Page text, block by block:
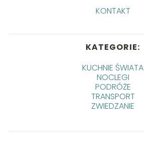
KONTAKT
KATEGORIE:
KUCHNIE ŚWIATA
NOCLEGI
PODRÓŻE
TRANSPORT
ZWIEDZANIE